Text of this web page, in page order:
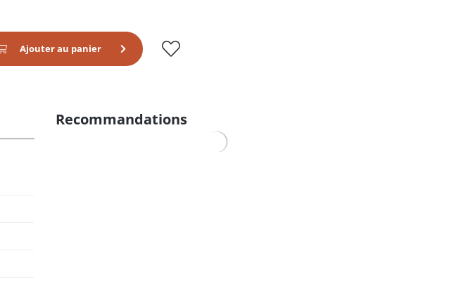
Ajouter au panier
Recommandations